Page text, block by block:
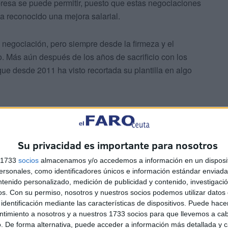
Su privacidad es importante para nosotros
socios almacenamos y/o accedemos a información en un
como identificadores únicos e información estándar
personalizado, medición de publicidad y contenido,
Con su permiso, nosotros y nuestros socios podemos utilizar datos
mediante las características de dispositivos. Puede
a nosotros y a nuestros 1733 socios para que llevemos a
De forma alternativa, puede acceder a información más detallada y
se puede permitir, puesto que estas negociaciones
reconocido una mejora salarial.
pero siempre desde la firmeza y el
aún después de los años de sacrificio con los
desde 2011 ha visto recortada su plantilla en algo
dicen que está demostrando Cepsa en este área de
recortando más la plantilla. Creemos que es una
mismos medios y materiales que hace 30 años”,